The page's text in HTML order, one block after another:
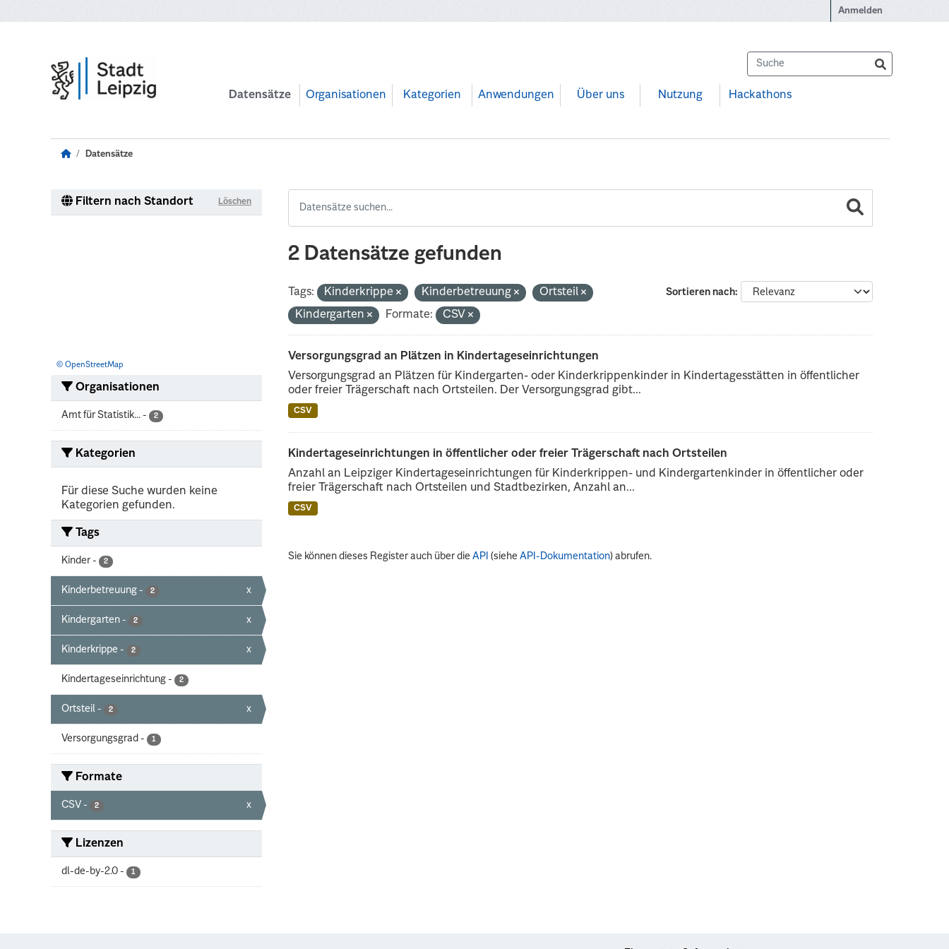
Anmelden
Datensätze Organisationen Kategorien Anwendungen Über uns Nutzung Hackathons
Datensätze
Filtern nach Standort Löschen
© OpenStreetMap
Organisationen
Amt für Statistik... - 2
Kategorien
Für diese Suche wurden keine
Kategorien gefunden.
Tags
Kinder - 2
Kinderbetreuung - 2 x
Kindergarten - 2 x
Kinderkrippe - 2 x
Kindertageseinrichtung - 2
Ortsteil - 2 x
Versorgungsgrad - 1
Formate
CSV - 2 x
Lizenzen
dl-de-by-2.0 - 1
2 Datensätze gefunden
Sortieren nach
Tags: Kinderkrippe Kinderbetreuung
Ortsteil
Kindergarten
Formate: CSV
Versorgungsgrad an Plätzen in Kindertageseinrichtungen
Versorgungsgrad an Plätzen für Kindergarten- oder Kinderkrippenkinder in Kindertagesstätten in öffentlicher
oder freier Trägerschaft nach Ortsteilen. Der Versorgungsgrad gibt...
CSV
Kindertageseinrichtungen in öffentlicher oder freier Trägerschaft nach Ortsteilen
Anzahl an Leipziger Kindertageseinrichtungen für Kinderkrippen- und Kindergartenkinder in öffentlicher oder
freier Trägerschaft nach Ortsteilen und Stadtbezirken, Anzahl an...
CSV
Sie können dieses Register auch über dieAPI (sieheAPI-Dokumentation) abrufen.